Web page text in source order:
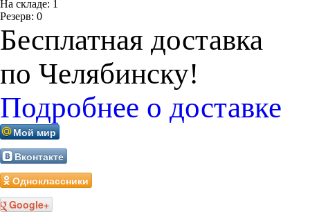
На складе: 1
Резерв: 0
Бесплатная доставка
по Челябинску!
Подробнее о доставке
Мой мир
Вконтакте
Одноклассники
Google+